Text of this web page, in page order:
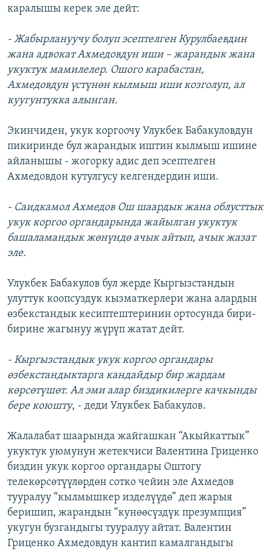
каралышы керек эле дейт:
- Жабырлануучу болуп эсептелген Курулбаевдин
жана адвокат Ахмедовдун иши – жарандык жана
укуктук мамилелер. Ошого карабастан,
Ахмедовдун үстүнөн кылмыш иши козголуп, ал
куугунтукка алынган.
Экинчиден, укук коргоочу Улукбек Бабакуловдун
пикиринде бул жарандык иштин кылмыш ишине
айланышы - жогорку адис деп эсептелген
Ахмедовдон кутулгусу келгендердин иши.
- Саидкамол Ахмедов Ош шаардык жана облусттык
укук коргоо органдарында жайылган укуктук
башаламандык жөнүндө ачык айтып, ачык жазат
эле.
Улукбек Бабакулов бул жерде Кыргызстандын
улуттук коопсуздук кызматкерлери жана алардын
өзбекстандык кесиптештеринин ортосунда бири-
бирине жагынуу жүрүп жатат дейт.
- Кыргызстандык укук коргоо органдары
өзбекстандыктарга кандайдыр бир жардам
көрсөтүшөт. Ал эми алар биздикилерге качкынды
бере коюшту, - деди Улукбек Бабакулов.
Жалалабат шаарында жайгашкан “Акыйкаттык”
укуктук уюмунун жетекчиси Валентина Гриценко
биздин укук коргоо органдары Оштогу
телекөрсөтүүлөрдөн сотко чейин эле Ахмедов
тууралуу “кылмышкер изделүүдө” деп жарыя
беришип, жарандын “кунөөсүздүк презумпция”
укугун бузгандыгы тууралуу айтат. Валентин
Гриценко Ахмедовдун кантип камалгандыгы